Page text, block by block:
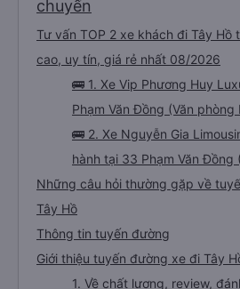
chuyến
Tư vấn TOP 2 xe khách đi Tây Hồ
cao, uy tín, giá rẻ nhất 08/2026
🚌 1. Xe Vip Phương Huy
Phạm Văn Đồng (Văn phòng
🚌 2. Xe Nguyễn Gia
hành tại 33 Phạm Văn Đồng
Những câu hỏi thường gặp về
Tây Hồ
Thông tin tuyến đường
Giới thiệu tuyến đường xe đi Tây
1. Về chất lượng, review,